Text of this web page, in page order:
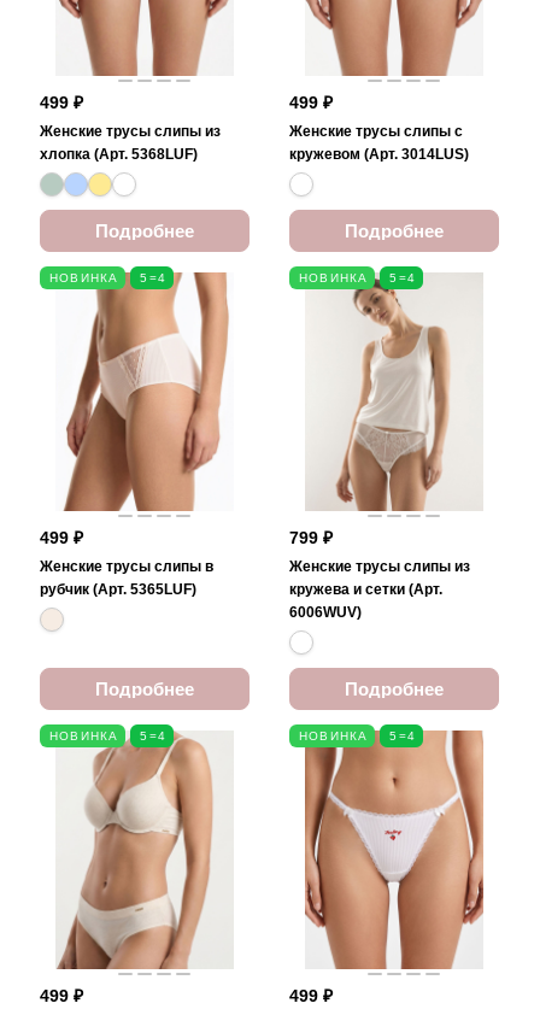
499 ₽
Женские трусы слипы из
хлопка (Арт. 5368LUF)
Подробнее
499 ₽
Женские трусы слипы с
кружевом (Арт. 3014LUS)
Подробнее
НОВИНКА 5=4
499 ₽
Женские трусы слипы в
рубчик (Арт. 5365LUF)
Подробнее
НОВИНКА 5=4
799 ₽
Женские трусы слипы из
кружева и сетки (Арт.
6006WUV)
Подробнее
НОВИНКА 5=4
499 ₽
НОВИНКА 5=4
499 ₽